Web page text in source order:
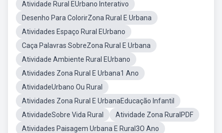
Atividade Rural EUrbano Interativo
Desenho Para ColorirZona Rural E Urbana
Atividades Espaço Rural EUrbano
Caça Palavras SobreZona Rural E Urbana
Atividade Ambiente Rural EUrbano
Atividades Zona Rural E Urbana1 Ano
AtividadeUrbano Ou Rural
Atividades Zona Rural E UrbanaEducação Infantil
AtividadeSobre Vida Rural
Atividade Zona RuralPDF
Atividades Paisagem Urbana E Rural3O Ano